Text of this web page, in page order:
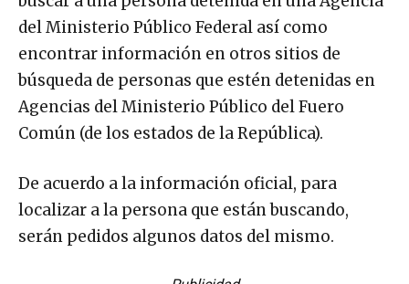
del Ministerio Público Federal así como
encontrar información en otros sitios de
búsqueda de personas que estén detenidas en
Agencias del Ministerio Público del Fuero
Común (de los estados de la República).
De acuerdo a la información oficial, para
localizar a la persona que están buscando,
serán pedidos algunos datos del mismo.